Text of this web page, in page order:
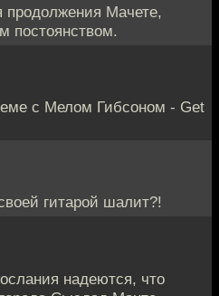
продолжения Мачете,
постоянством.
с Мелом Гибсоном - Get
гитарой шалит?!
надеются, что